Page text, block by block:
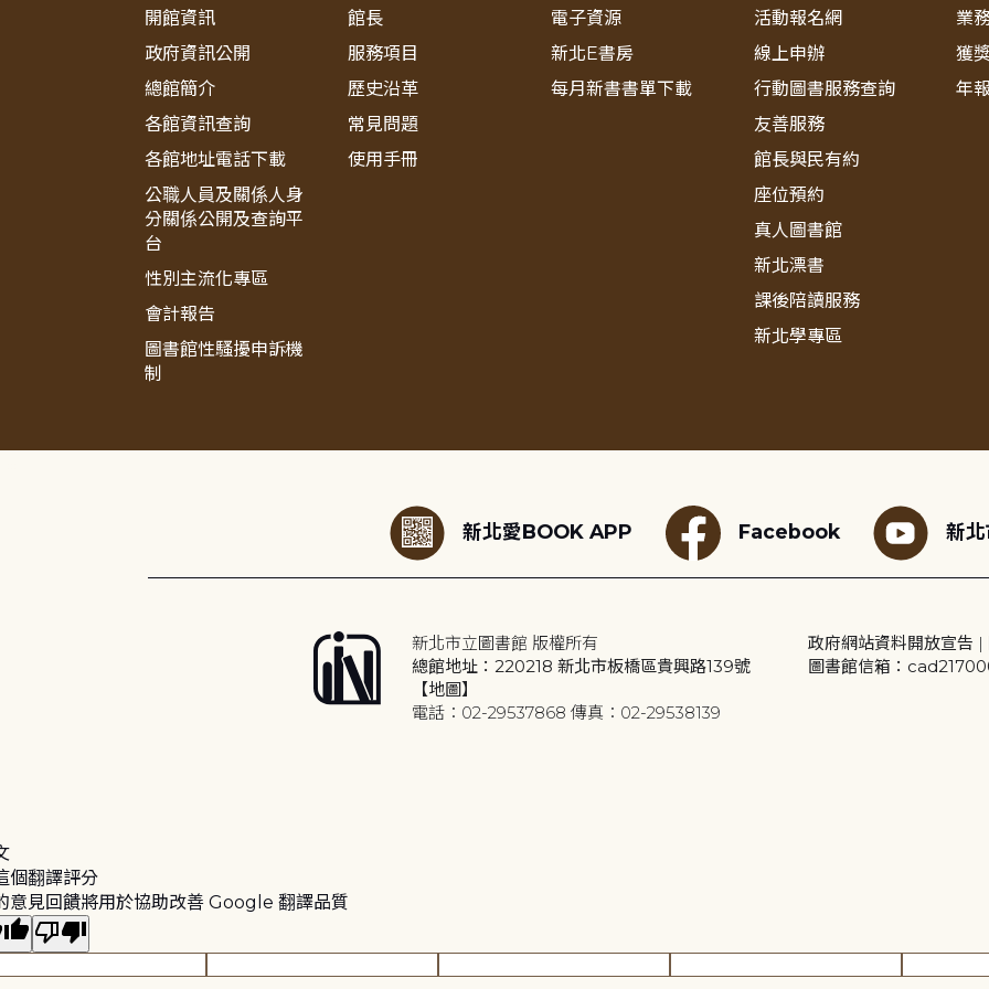
開館資訊
政府資訊公開
總館簡介
各館資訊查詢
各館地址電話下載
公職人員及關係人身
分關係公開及查詢平
台
性別主流化專區
會計報告
圖書館性騷擾申訴機
制
館長
服務項目
歷史沿革
常見問題
使用手冊
電子資源
新北E書房
每月新書書單下載
活動報名網
線上申辦
行動圖書服務查詢
友善服務
館長與民有約
座位預約
真人圖書館
新北漂書
課後陪讀服務
新北學專區
業
獲
年報
新北愛BOOK APP Facebook 新
新北市立圖書館 版權所有
總館地址：220218 新北市板橋區貴興路139號
【地圖】
電話：02-29537868 傳真：02-29538139
政府網站資料開放宣告 |
圖書館信箱：
個翻譯評分
意見回饋將用於協助改善 Google 翻譯品質